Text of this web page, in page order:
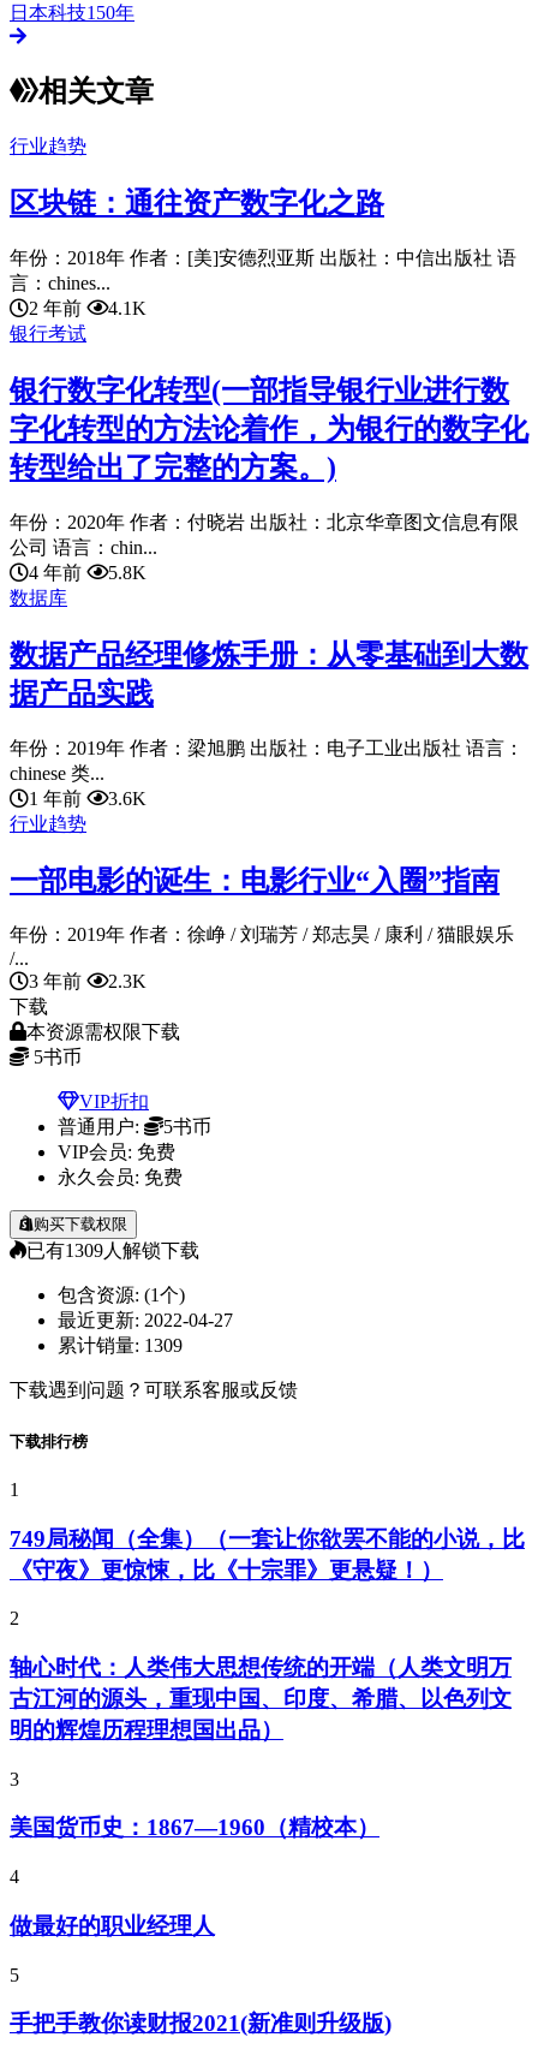
日本科技150年
相关文章
行业趋势
区块链：通往资产数字化之路
年份：2018年 作者：[美]安德烈亚斯 出版社：中信出版社 语
言：chines...
2 年前
4.1K
银行考试
银行数字化转型(一部指导银行业进行数
字化转型的方法论着作，为银行的数字化
转型给出了完整的方案。)
年份：2020年 作者：付晓岩 出版社：北京华章图文信息有限
公司 语言：chin...
4 年前
5.8K
数据库
数据产品经理修炼手册：从零基础到大数
据产品实践
年份：2019年 作者：梁旭鹏 出版社：电子工业出版社 语言：
chinese 类...
1 年前
3.6K
行业趋势
一部电影的诞生：电影行业“入圈”指南
年份：2019年 作者：徐峥 / 刘瑞芳 / 郑志昊 / 康利 / 猫眼娱乐
/...
3 年前
2.3K
下载
本资源需权限下载
5书币
VIP折扣
普通用户:
5书币
VIP会员: 免费
永久会员: 免费
购买下载权限
已有1309人解锁下载
包含资源: (1个)
最近更新: 2022-04-27
累计销量: 1309
下载遇到问题？可联系客服或反馈
下载排行榜
1
749局秘闻（全集）（一套让你欲罢不能的小说，比
《守夜》更惊悚，比《十宗罪》更悬疑！）
2
轴心时代：人类伟大思想传统的开端（人类文明万
古江河的源头，重现中国、印度、希腊、以色列文
明的辉煌历程理想国出品）
3
美国货币史：1867—1960（精校本）
4
做最好的职业经理人
5
手把手教你读财报2021(新准则升级版)